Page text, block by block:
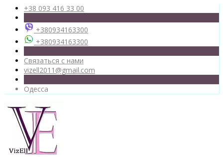
+38 093 416 33 00
+380934163300
+380934163300
Связаться с нами
vizell2011@gmail.com
Одесса